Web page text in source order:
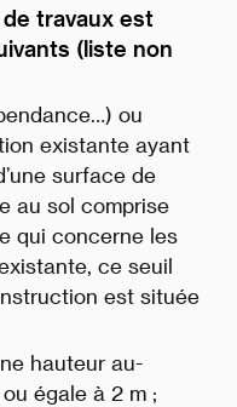
travaux est
(liste non
ou
existante ayant
surface de
au sol comprise
qui concerne les
ce seuil
est située
hauteur au-
égale à 2 m ;